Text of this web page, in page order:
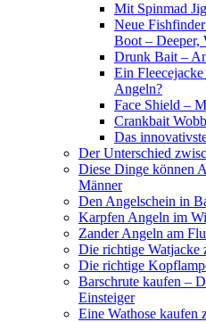
Mit Spinmad
Neue
Boot – Deeper,
Drunk Bait –
Ein
Angeln?
Face Shield –
Crankbait
Das
Der Unterschied
Diese Dinge können
Männer
Den Angelschein in
Karpfen Angeln im
Zander Angeln am
Die richtige Watjacke
Die richtige
Barschrute kaufen –
Einsteiger
Eine Wathose kaufen